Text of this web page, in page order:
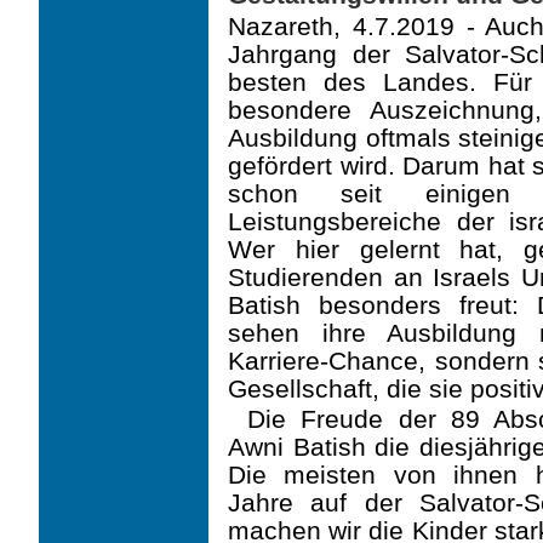
Nazareth, 4.7.2019 -
Jahrgang der Salvator-
besten des Landes.
besondere
Ausbildung oftmals
gefördert wird. Darum hat
schon seit einigen
Leistungsbereiche der
Wer hier gelernt hat,
Studierenden an Israels
Batish besonders freut:
sehen ihre Ausbildung
Karriere-Chance,
Gesellschaft, die sie
Die Freude der 89
Awni Batish die
Die meisten von ihnen
Jahre auf der Salvator-
machen wir die Kinder